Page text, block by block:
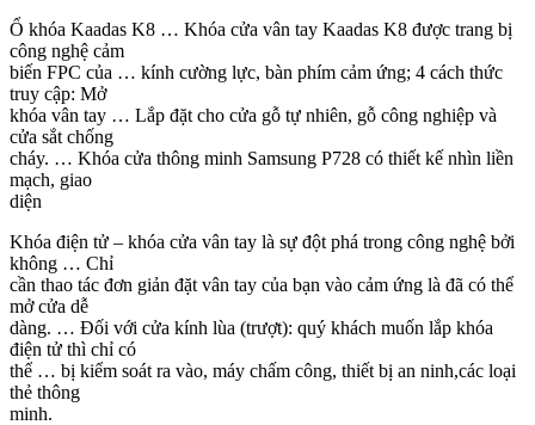
Ổ khóa Kaadas K8 … Khóa cửa vân tay Kaadas K8 được trang bị
công nghệ cảm
biến FPC của … kính cường lực, bàn phím cảm ứng; 4 cách thức
truy cập: Mở
khóa vân tay … Lắp đặt cho cửa gỗ tự nhiên, gỗ công nghiệp và
cửa sắt chống
cháy. … Khóa cửa thông minh Samsung P728 có thiết kế nhìn liền
mạch, giao
diện
Khóa điện tử – khóa cửa vân tay là sự đột phá trong công nghệ bởi
không … Chỉ
cần thao tác đơn giản đặt vân tay của bạn vào cảm ứng là đã có thể
mở cửa dễ
dàng. … Đối với cửa kính lùa (trượt): quý khách muốn lắp khóa
điện tử thì chỉ có
thể … bị kiểm soát ra vào, máy chấm công, thiết bị an ninh,các loại
thẻ thông
minh.